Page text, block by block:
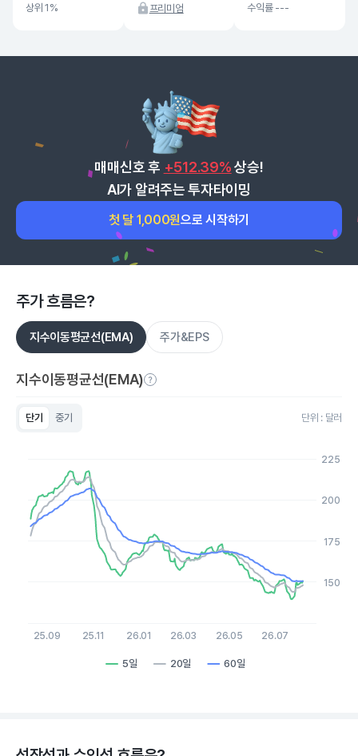
상위 1% 프리미엄 수익률 ---
매매신호 후 +512.39% 상승!
AI가 알려주는 투자타이밍
첫 달 1,000원으로 시작하기
주가 흐름은?
지수이동평균선(EMA) 주가&EPS
지수이동평균선(EMA)
단기 중기 단위 : 달러
View as data table, Chart
The chart has 1 X axis displaying Time. Data ranges from
The chart has 1 Y axis displaying values. Data ranges from
5일 20일 60일
25.09 25.11 26.01 26.03 26.05 26.07
150
175
200
225